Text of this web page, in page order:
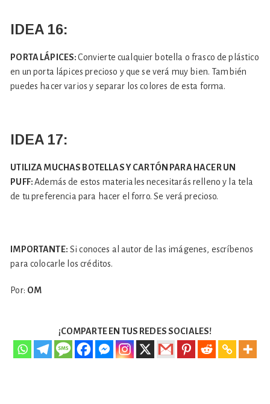
IDEA 16:
PORTA LÁPICES:Convierte cualquier botella o frasco de plástico
en un porta lápices precioso y que se verá muy bien. También
puedes hacer varios y separar los colores de esta forma.
IDEA 17:
UTILIZA MUCHAS BOTELLAS Y CARTÓN PARA HACER UN
PUFF:Además de estos materiales necesitarás relleno y la tela
de tu preferencia para hacer el forro. Se verá precioso.
IMPORTANTE: Si conoces al autor de las imágenes, escríbenos
para colocarle los créditos.
Por: OM
¡COMPARTE EN TUS REDES SOCIALES!